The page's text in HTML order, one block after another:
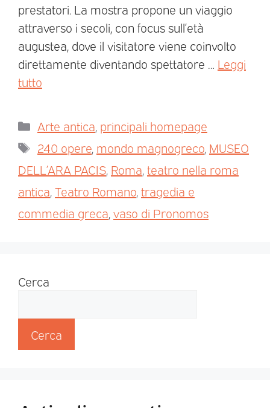
prestatori. La mostra propone un viaggio
attraverso i secoli, con focus sull’età
augustea, dove il visitatore viene coinvolto
direttamente diventando spettatore … Leggi
tutto
Arte antica principali homepage
240 opere mondo magnogreco MUSEO
DELL’ARA PACIS Roma teatro nella roma
antica Teatro Romano tragedia e
commedia greca vaso di Pronomos
Cerca
Cerca